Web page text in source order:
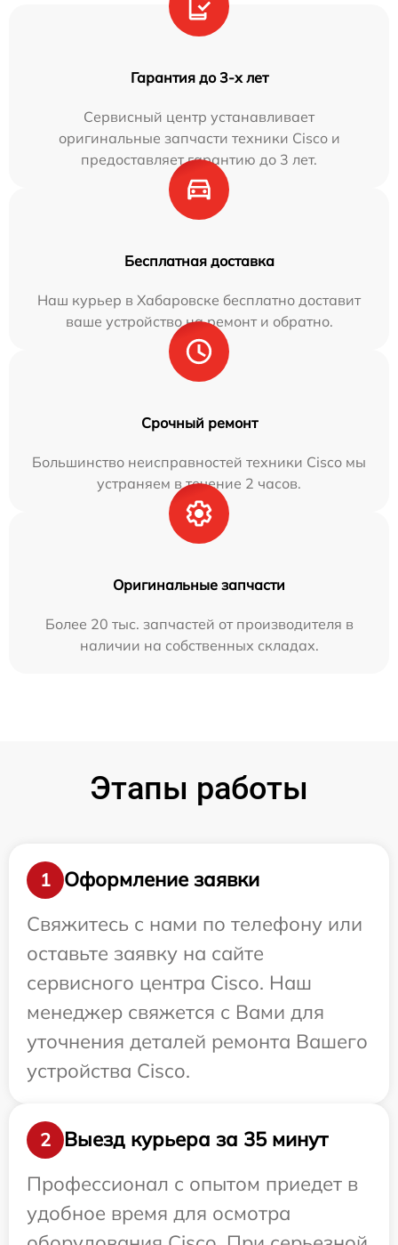
Гарантия до 3-х лет
Сервисный центр устанавливает
оригинальные запчасти техники Cisco и
предоставляет гарантию до 3 лет.
Бесплатная доставка
Наш курьер в Хабаровске бесплатно доставит
ваше устройство на ремонт и обратно.
Срочный ремонт
Большинство неисправностей техники Cisco мы
устраняем в течение 2 часов.
Оригинальные запчасти
Более 20 тыс. запчастей от производителя в
наличии на собственных складах.
Этапы работы
1
Оформление заявки
Свяжитесь с нами по телефону или
оставьте заявку на сайте
сервисного центра Cisco. Наш
менеджер свяжется с Вами для
уточнения деталей ремонта Вашего
устройства Cisco.
2
Выезд курьера за 35 минут
Профессионал с опытом приедет в
удобное время для осмотра